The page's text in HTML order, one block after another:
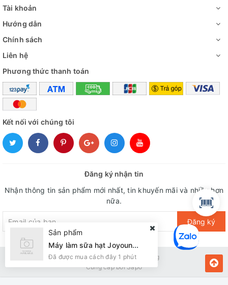
Tài khoản
Hướng dẫn
Chính sách
Liên hệ
Phương thức thanh toán
Kết nối với chúng tôi
Đăng ký nhận tin
Nhận thông tin sản phẩm mới nhất, tin khuyến mãi và nhiều hơn
nữa.
Đăng ký
Bản quyền thuộc về Kiến Vàng
Cung cấp bởiSapo
Sản phẩm
Máy làm sữa hạt Joyoung L18-P510-UK01
Đã được mua cách đây 1 phút